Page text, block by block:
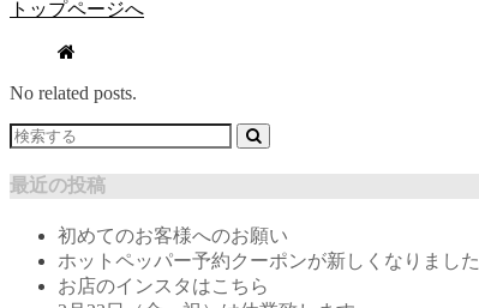
トップページへ
No related posts.
最近の投稿
初めてのお客様へのお願い
ホットペッパー予約クーポンが新しくなりました
お店のインスタはこちら